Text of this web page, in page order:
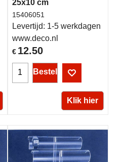
25x10 cm
€ 12.50
15406051
Levertijd: 1-5 werkdagen
www.deco.nl
Bestel
Klik hier